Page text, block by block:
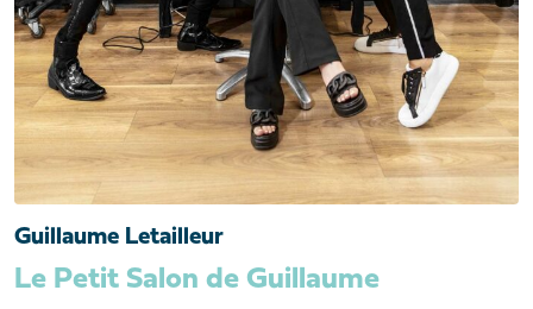
Guillaume Letailleur
Le Petit Salon de Guillaume